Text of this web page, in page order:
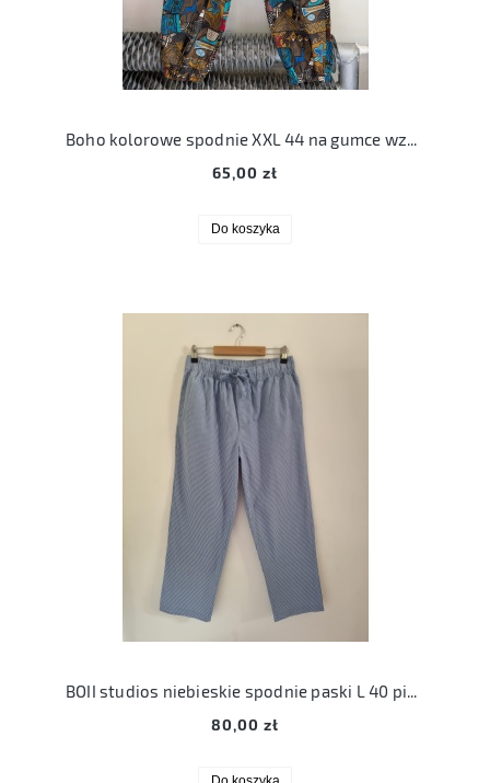
Boho kolorowe spodnie XXL 44 na gumce wzorzyste
65,00 zł
Do koszyka
80,00 zł